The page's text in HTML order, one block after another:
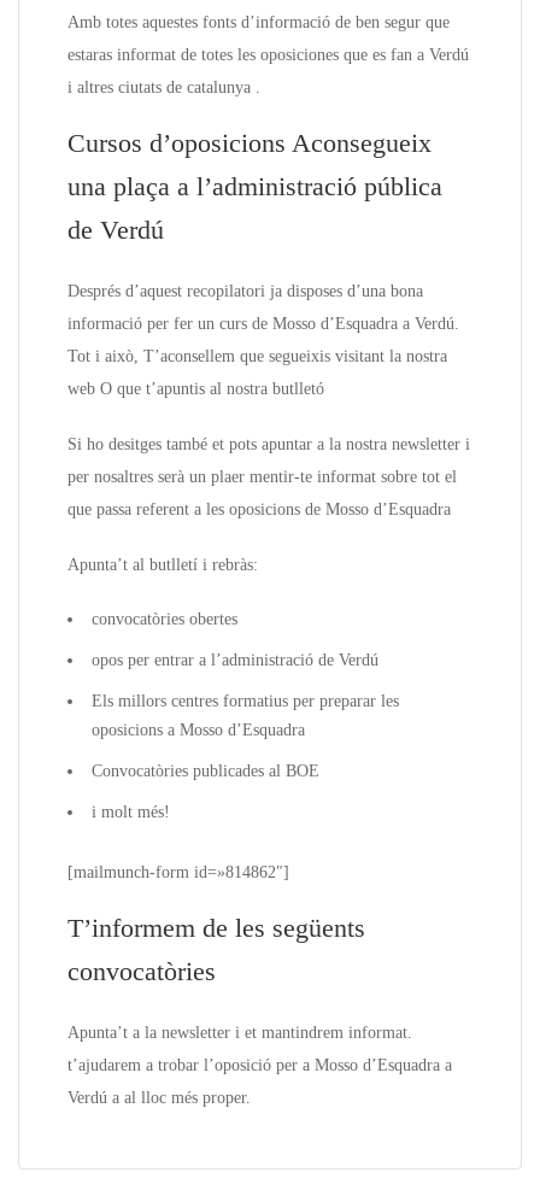
Amb totes aquestes fonts d’informació de ben segur que
estaras informat de totes les oposiciones que es fan a Verdú
i altres ciutats de catalunya .
Cursos d’oposicions Aconsegueix
una plaça a l’administració pública
de Verdú
Després d’aquest recopilatori ja disposes d’una bona
informació per fer un curs de Mosso d’Esquadra a Verdú.
Tot i això, T’aconsellem que segueixis visitant la nostra
web O que t’apuntis al nostra butlletó
Si ho desitges també et pots apuntar a la nostra newsletter i
per nosaltres serà un plaer mentir-te informat sobre tot el
que passa referent a les oposicions de Mosso d’Esquadra
Apunta’t al butlletí i rebràs:
convocatòries obertes
opos per entrar a l’administració de Verdú
Els millors centres formatius per preparar les
oposicions a Mosso d’Esquadra
Convocatòries publicades al BOE
i molt més!
[mailmunch-form id=»814862″]
T’informem de les següents
convocatòries
Apunta’t a la newsletter i et mantindrem informat.
t’ajudarem a trobar l’oposició per a Mosso d’Esquadra a
Verdú a al lloc més proper.